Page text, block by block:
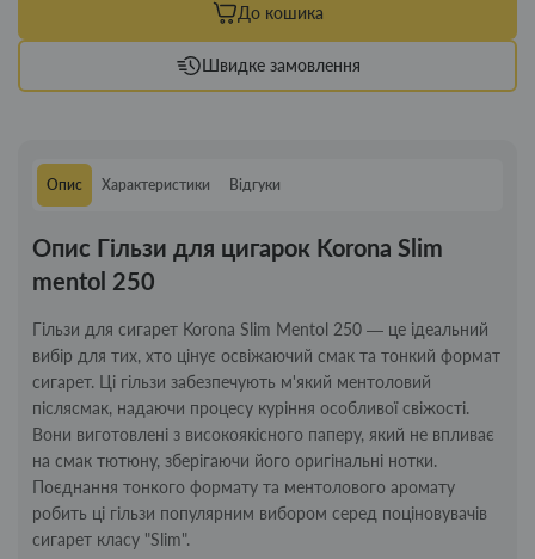
До кошика
Швидке замовлення
Опис Характеристики Відгуки
Опис Гільзи для цигарок Korona Slim
mentol 250
Гільзи для сигарет Korona Slim Mentol 250 — це ідеальний
вибір для тих, хто цінує освіжаючий смак та тонкий формат
сигарет. Ці гільзи забезпечують м'який ментоловий
післясмак, надаючи процесу куріння особливої свіжості.
Вони виготовлені з високоякісного паперу, який не впливає
на смак тютюну, зберігаючи його оригінальні нотки.
Поєднання тонкого формату та ментолового аромату
робить ці гільзи популярним вибором серед поціновувачів
сигарет класу "Slim".